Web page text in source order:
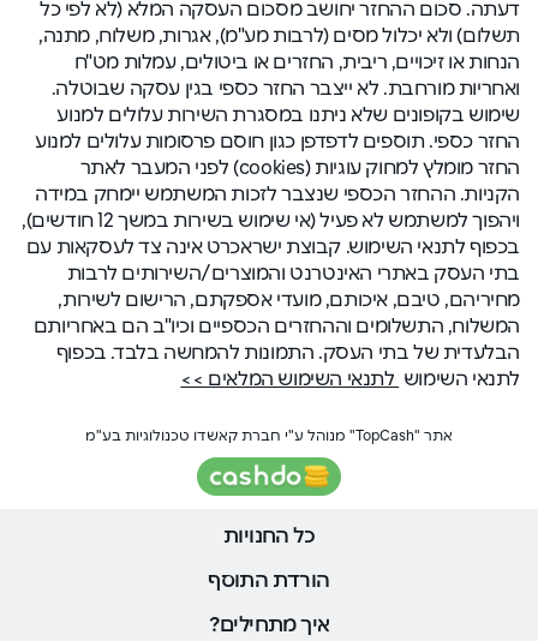
דעתה. סכום ההחזר יחושב מסכום העסקה המלא (לא לפי כל
תשלום) ולא יכלול מסים (לרבות מע"מ), אגרות, משלוח, מתנה,
הנחות או זיכויים, ריבית, החזרים או ביטולים, עמלות מט"ח
ואחריות מורחבת. לא ייצבר החזר כספי בגין עסקה שבוטלה.
שימוש בקופונים שלא ניתנו במסגרת השירות עלולים למנוע
החזר כספי. תוספים לדפדפן כגון חוסם פרסומות עלולים למנוע
החזר מומלץ למחוק עוגיות (cookies) לפני המעבר לאתר
הקניות. ההחזר הכספי שנצבר לזכות המשתמש יימחק במידה
ויהפוך למשתמש לא פעיל (אי שימוש בשירות במשך 12 חודשים),
בכפוף לתנאי השימוש. קבוצת ישראכרט אינה צד לעסקאות עם
בתי העסק באתרי האינטרנט והמוצרים/השירותים לרבות
מחיריהם, טיבם, איכותם, מועדי אספקתם, הרישום לשירות,
המשלוח, התשלומים וההחזרים הכספיים וכיו"ב הם באחריותם
הבלעדית של בתי העסק. התמונות להמחשה בלבד. בכפוף
לתנאי השימוש לתנאי השימוש המלאים >>
אתר "TopCash" מנוהל ע"י חברת קאשדו טכנולוגיות בע"מ
כל החנויות
הורדת התוסף
איך מתחילים?